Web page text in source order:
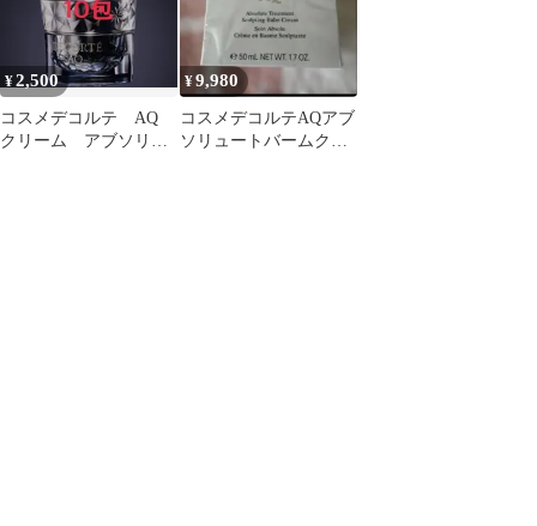
¥2,500
コスメデコルテ AQ
クリーム アブソリュ
¥9,980
コスメデコルテAQアブ
ソリュートバームクリ